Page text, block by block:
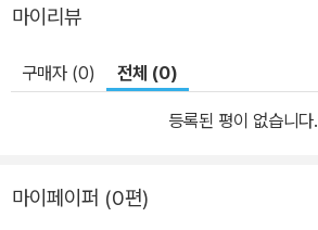
마이리뷰
구매자 (0) 전체 (0)
등록된 평이 없습니다.
마이페이퍼 (0편)